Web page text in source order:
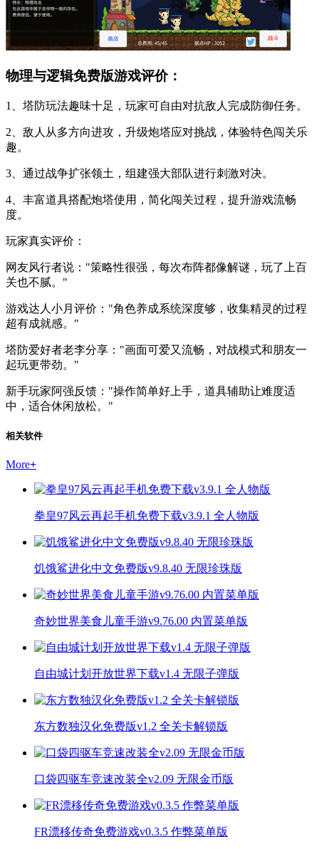
物理与逻辑免费版游戏评价：
1、塔防玩法趣味十足，玩家可自由对抗敌人完成防御任务。
2、敌人从多方向进攻，升级炮塔应对挑战，体验特色闯关乐
趣。
3、通过战争扩张领土，组建强大部队进行刺激对决。
4、丰富道具搭配炮塔使用，简化闯关过程，提升游戏流畅
度。
玩家真实评价：
网友风行者说："策略性很强，每次布阵都像解谜，玩了上百
关也不腻。"
游戏达人小月评价："角色养成系统深度够，收集精灵的过程
超有成就感。"
塔防爱好者老李分享："画面可爱又流畅，对战模式和朋友一
起玩更带劲。"
新手玩家阿强反馈："操作简单好上手，道具辅助让难度适
中，适合休闲放松。"
相关软件
More+
拳皇97风云再起手机免费下载v3.9.1 全人物版
饥饿鲨进化中文免费版v9.8.40 无限珍珠版
奇妙世界美食儿童手游v9.76.00 内置菜单版
自由城计划开放世界下载v1.4 无限子弹版
东方数独汉化免费版v1.2 全关卡解锁版
口袋四驱车竞速改装全v2.09 无限金币版
FR漂移传奇免费游戏v0.3.5 作弊菜单版